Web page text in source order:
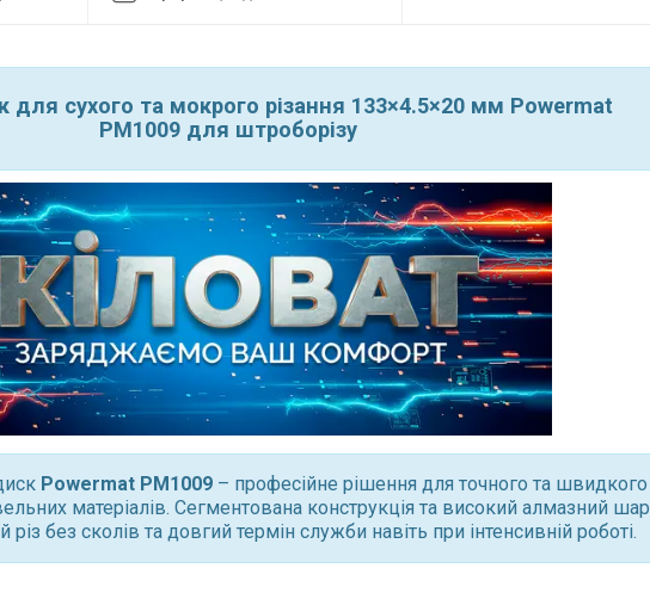
сухого та мокрого різання 133×4.5×20 мм Powermat
PM1009 для штроборізу
Powermat PM1009– професійне рішення для точного та швидкого
матеріалів. Сегментована конструкція та високий алмазний шар
без сколів та довгий термін служби навіть при інтенсивній роботі.